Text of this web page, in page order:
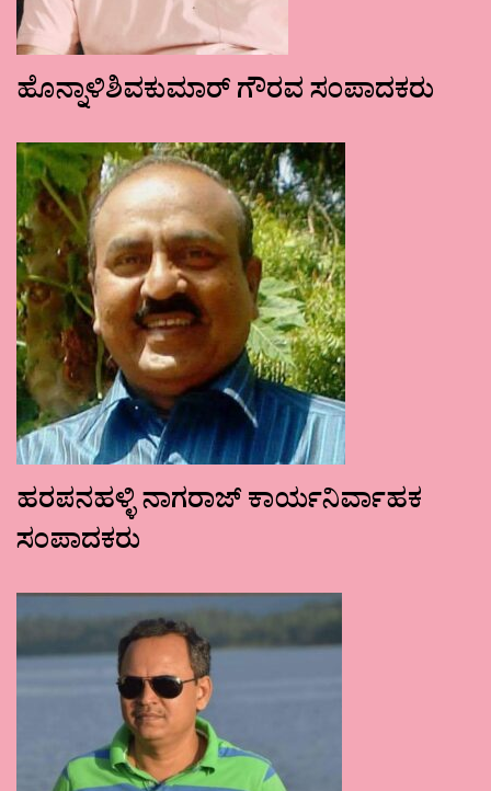
ಹೊನ್ನಾಳಿಶಿವಕುಮಾರ್ ಗೌರವ ಸಂಪಾದಕರು
ಹರಪನಹಳ್ಳಿ ನಾಗರಾಜ್ ಕಾರ್ಯನಿರ್ವಾಹಕ
ಸಂಪಾದಕರು